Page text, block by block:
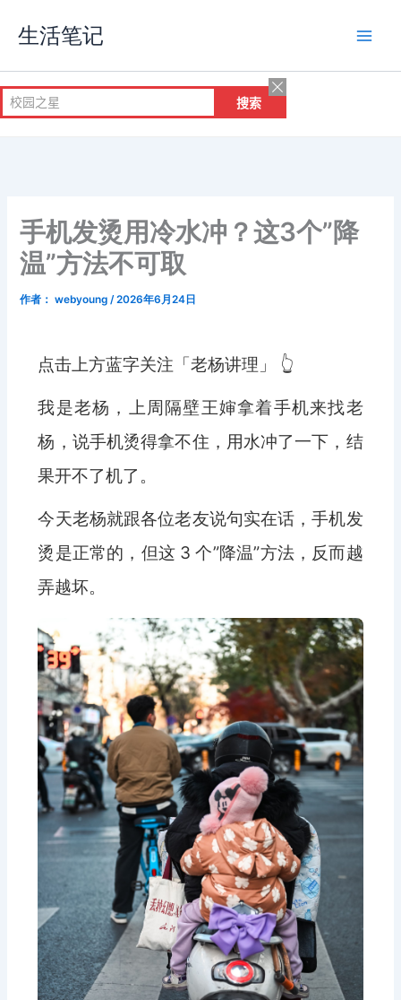
容
生活笔记
手机发烫用冷水冲？这3个”降
温”方法不可取
作者： webyoung/2026年6月24日
点击上方蓝字关注「老杨讲理」 👆
我是老杨，上周隔壁王婶拿着手机来找老
杨，说手机烫得拿不住，用水冲了一下，结
果开不了机了。
今天老杨就跟各位老友说句实在话，手机发
烫是正常的，但这 3 个”降温”方法，反而越
弄越坏。